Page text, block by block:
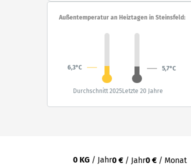
Außentemperatur an Heiztagen in Steinsfeld:
6,3°C 5,7°C
Durchschnitt 2025Letzte 20 Jahre
0 KG / Jahr0 € / Jahr0 € / Monat